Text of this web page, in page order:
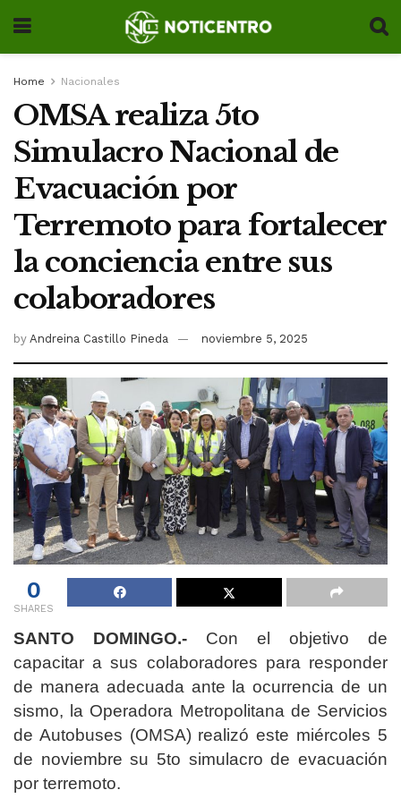
Home Nacionales
OMSA realiza 5to
Simulacro Nacional de
Evacuación por
Terremoto para fortalecer
la conciencia entre sus
colaboradores
by Andreina Castillo Pineda noviembre 5, 2025
0
SHARES
SANTO DOMINGO.- Con el objetivo de
capacitar a sus colaboradores para responder
de manera adecuada ante la ocurrencia de un
sismo, la Operadora Metropolitana de Servicios
de Autobuses (OMSA) realizó este miércoles 5
de noviembre su 5to simulacro de evacuación
por terremoto.